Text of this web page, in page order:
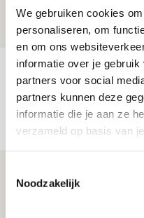
We gebruiken cookies
personaliseren, om
en om ons
informatie over je
partners voor social
partners kunnen deze
informatie die je aan ze
verzameld op basis van
Noodzakelijk
07 AUGUSTUS 2026 - 00:36
NIEUWS
Trotse Klaassen:
voor mijn club is
06 AUGUSTUS 2026 - 23:43
NIEUWS
Ajax zet
reist met